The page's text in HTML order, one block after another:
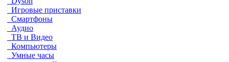
Игровые приставки
Смартфоны
Аудио
ТВ и Видео
Компьютеры
Умные часы